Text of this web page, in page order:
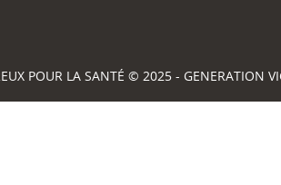
POUR LA SANTÉ © 2025 - GENERATION